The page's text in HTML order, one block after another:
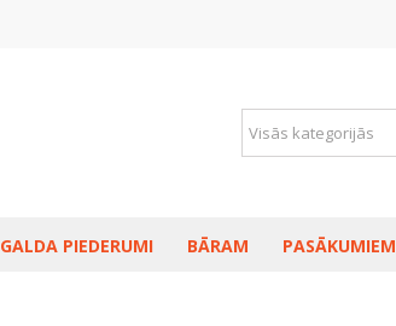
GALDA PIEDERUMI BĀRAM PASĀKUMIEM